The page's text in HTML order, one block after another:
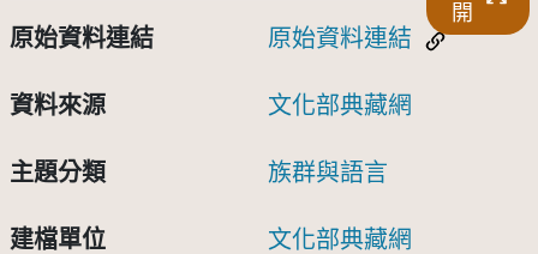
開
原始資料連結 原始資料連結
資料來源 文化部典藏網
主題分類 族群與語言
建檔單位 文化部典藏網